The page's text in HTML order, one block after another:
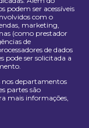
podem ser acessíveis
com o
marketing,
(como prestador
de
de dados
pode ser solicitada a
nos departamentos
partes são
mais informações,